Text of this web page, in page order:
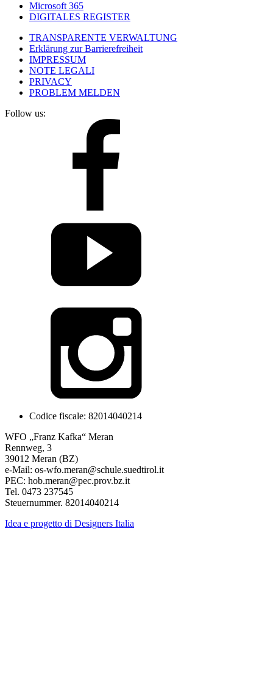
Microsoft 365
DIGITALES REGISTER
TRANSPARENTE VERWALTUNG
Erklärung zur Barrierefreiheit
IMPRESSUM
NOTE LEGALI
PRIVACY
PROBLEM MELDEN
Follow us:
Codice fiscale: 82014040214
WFO „Franz Kafka“ Meran
Rennweg, 3
39012 Meran (BZ)
e-Mail: os-wfo.meran@schule.suedtirol.it
PEC: hob.meran@pec.prov.bz.it
Tel. 0473 237545
Steuernummer. 82014040214
Idea e progetto di Designers Italia